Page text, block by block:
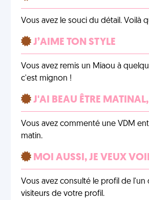
Vous avez le souci du détail. Voilà
J’AIME TON STYLE
Vous avez remis un Miaou à
c'est mignon !
J'AI BEAU ÊTRE
Vous avez commenté une VDM
matin.
MOI AUSSI, JE VEUX
Vous avez consulté le profil de l'un
visiteurs de votre profil.